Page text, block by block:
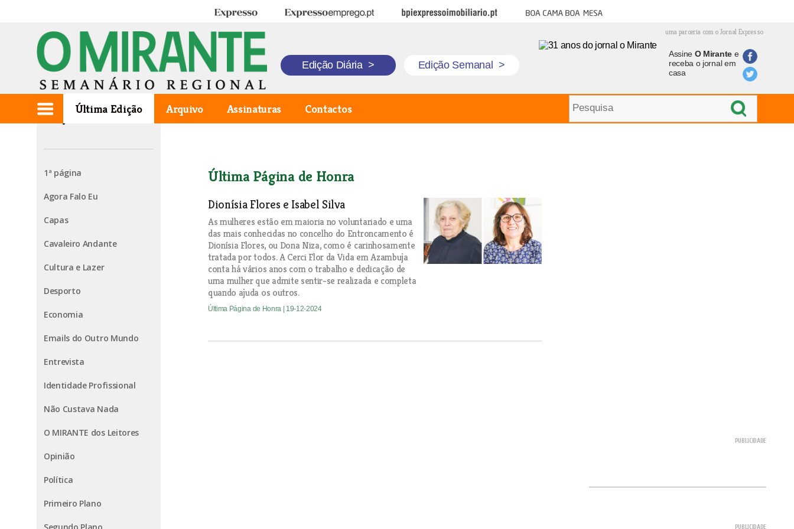
Expresso Expresso Emprego BPI Expresso Imobiliário Boa cama boa mesa
uma parceria com o Jornal Expresso
Edição Diária > Edição Semanal >
Assine O Mirantee
receba o jornal em
casa
Última Edição Arquivo Assinaturas Contactos
Edição de 2024.12.19
1ª página
Agora Falo Eu
Capas
Cavaleiro Andante
Cultura e Lazer
Desporto
Economia
Emails do Outro Mundo
Entrevista
Identidade Profissional
Não Custava Nada
O MIRANTE dos Leitores
Opinião
Política
Primeiro Plano
Última Página de Honra
Dionísia Flores e Isabel Silva
As mulheres estão em maioria no voluntariado e uma
das mais conhecidas no concelho do Entroncamento é
Dionísia Flores, ou Dona Niza, como é carinhosamente
tratada por todos. A Cerci Flor da Vida em Azambuja
conta há vários anos com o trabalho e dedicação de
uma mulher que admite sentir-se realizada e completa
quando ajuda os outros.
Última Página de Honra | 19-12-2024